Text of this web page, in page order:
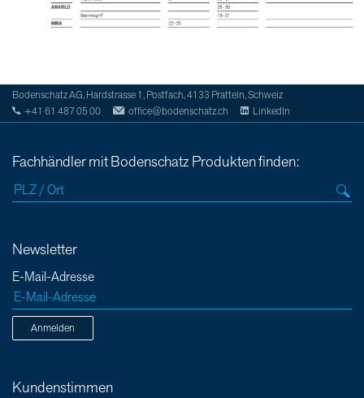
Bodenschatz AG, Hardstrasse 1, Postfach, 4133 Pratteln, Schweiz
+41 61 487 05 00
office@bodenschatz.ch LinkedIn
Fachhändler mit Bodenschatz Produkten finden:
Newsletter
E-Mail-Adresse
Anmelden
Kundenstimmen